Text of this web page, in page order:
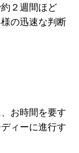
２週間ほど
の迅速な判断
お時間を要す
ィーに進行す